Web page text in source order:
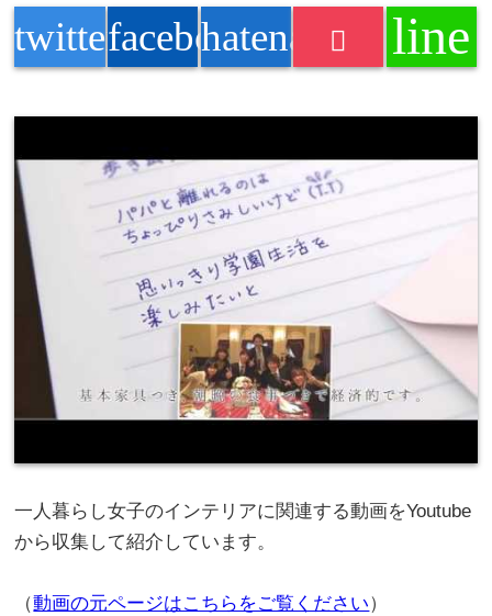
twitterfacebookhatenabookmark
line
一人暮らし女子のインテリアに関連する動画をYoutube
から収集して紹介しています。
（動画の元ページはこちらをご覧ください）